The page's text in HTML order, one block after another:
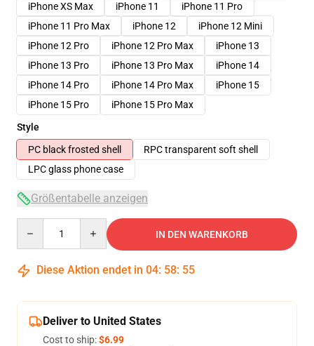
iPhone XS Max
iPhone 11
iPhone 11 Pro
iPhone 11 Pro Max
iPhone 12
iPhone 12 Mini
iPhone 12 Pro
iPhone 12 Pro Max
iPhone 13
iPhone 13 Pro
iPhone 13 Pro Max
iPhone 14
iPhone 14 Pro
iPhone 14 Pro Max
iPhone 15
iPhone 15 Pro
iPhone 15 Pro Max
Style
PC black frosted shell
RPC transparent soft shell
LPC glass phone case
Größentabelle anzeigen
IN DEN WARENKORB
Diese Aktion endet in 04: 58: 54
Deliver to United States
Cost to ship:$6.99